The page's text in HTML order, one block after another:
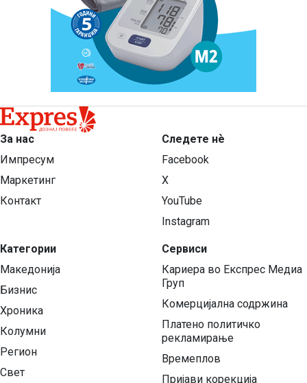
За нас
Импресум
Маркетинг
Контакт
Категории
Македонија
Бизнис
Хроника
Колумни
Регион
Свет
Следете нѐ
Facebook
X
YouTube
Instagram
Сервиси
Кариера во Експрес Медиа
Груп
Комерцијална содржина
Платено политичко
рекламирање
Времеплов
Пријави корекција